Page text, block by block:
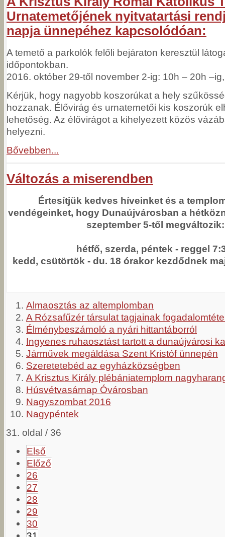
Urnatemetőjének nyitvatartási
napja ünnepéhez kapcsolódóan:
A temető a parkolók felőli bejáraton keresztül
időpontokban.
2016. október 29-től november 2-ig: 10h – 20h –ig,
Kérjük, hogy nagyobb koszorúkat a hely
hozzanak. Élővirág és urnatemetői kis koszorúk
lehetőség. Az élővirágot a kihelyezett közös
helyezni.
Bővebben...
Változás a miserendben
Értesítjük kedves híveinket és a
vendégeinket, hogy Dunaújvárosban a
szeptember 5-től megváltozik:
hétfő, szerda, péntek - reggel
kedd, csütörtök - du. 18 órakor kezdődnek
Almaosztás az altemplomban
A Rózsafűzér társulat tagjainak
Élménybeszámoló a nyári hittantáborról
Ingyenes ruhaosztást tartott a dunaújvárosi
Járművek megáldása Szent Kristóf ünnepén
Szeretetebéd az egyházközségben
A Krisztus Király plébániatemplom
Húsvétvasárnap Óvárosban
Nagyszombat 2016
Nagypéntek
31. oldal / 36
Első
Előző
26
27
28
29
30